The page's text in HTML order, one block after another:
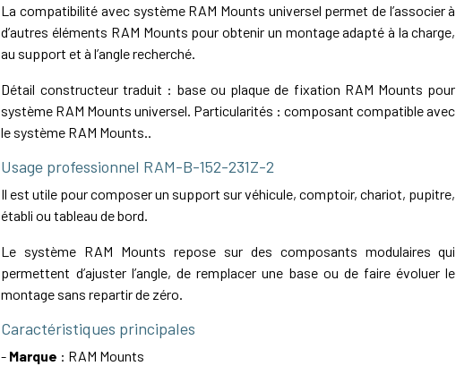
La compatibilité avec système RAM Mounts universel permet de l’associer à
d’autres éléments RAM Mounts pour obtenir un montage adapté à la charge,
au support et à l’angle recherché.
Détail constructeur traduit : base ou plaque de fixation RAM Mounts pour
système RAM Mounts universel. Particularités : composant compatible avec
le système RAM Mounts..
Usage professionnel RAM-B-152-231Z-2
Il est utile pour composer un support sur véhicule, comptoir, chariot, pupitre,
établi ou tableau de bord.
Le système RAM Mounts repose sur des composants modulaires qui
permettent d’ajuster l’angle, de remplacer une base ou de faire évoluer le
montage sans repartir de zéro.
Caractéristiques principales
- Marque : RAM Mounts